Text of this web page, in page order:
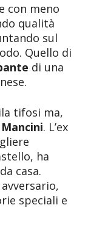
con meno
qualità
sul
Quello di
di una
tifosi ma,
. L’ex
ha
casa.
speciali e